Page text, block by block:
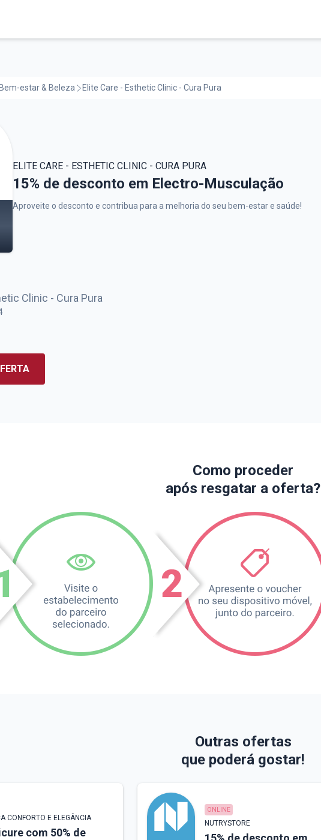
Bem-estar & Beleza Elite Care - Esthetic Clinic - Cura Pura
ELITE CARE - ESTHETIC CLINIC - CURA PURA
Elite Care - Esthetic Clinic - Cura Pura,
15% de desconto em Electro-Musculação
Aproveite o desconto e contribua para a melhoria do seu bem-estar e saúde!
Clinic - Cura Pura
Como proceder
após resgatar a oferta?
Outras ofertas
que poderá gostar!
CONFORTO E ELEGÂNCIA
com 50% de
ONLINE
NUTRYSTORE